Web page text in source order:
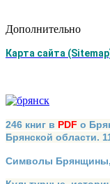
Дополнительно
Карта сайта
246 книг в PDF о
Брянской области.
Символы Брянщины,